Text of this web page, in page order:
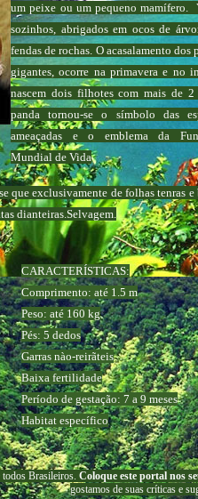
um peixe ou um pequeno mamífero.
sozinhos, abrigados em ocos de
fendas de rochas. O acasalamento dos
gigantes, ocorre na primavera e no
nascem dois filhotes com mais de
panda tornou-se o símbolo das
ameaçadas e o emblema da
Mundial de Vida
que exclusivamente de folhas tenras e
dianteiras.Selvagem.
CARACTERÍSTICAS:
Comprimento: até 1.5 m
Peso: até 160 kg
Pés: 5 dedos
Garras nào-reirãteis
Baixa fertilidade
Período de gestação: 7 a 9 meses
Habitat específico
todos Brasileiros. Coloque este portal nos
gostamos de suas críticas e